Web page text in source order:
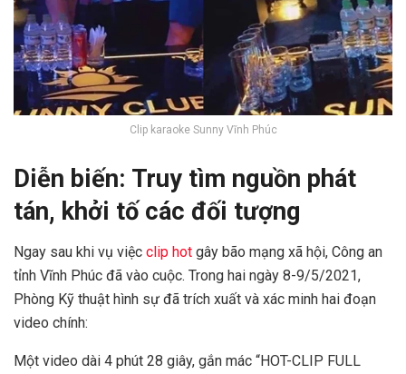
Clip karaoke Sunny Vĩnh Phúc
Diễn biến: Truy tìm nguồn phát
tán, khởi tố các đối tượng
Ngay sau khi vụ việc clip hot gây bão mạng xã hội, Công an
tỉnh Vĩnh Phúc đã vào cuộc. Trong hai ngày 8-9/5/2021,
Phòng Kỹ thuật hình sự đã trích xuất và xác minh hai đoạn
video chính:
Một video dài 4 phút 28 giây, gắn mác “HOT-CLIP FULL